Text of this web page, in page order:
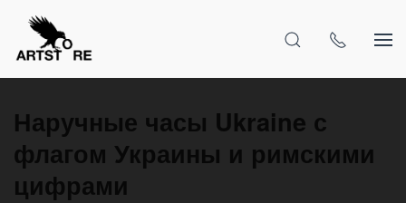
Наручные часы Ukraine с
флагом Украины и римскими
цифрами